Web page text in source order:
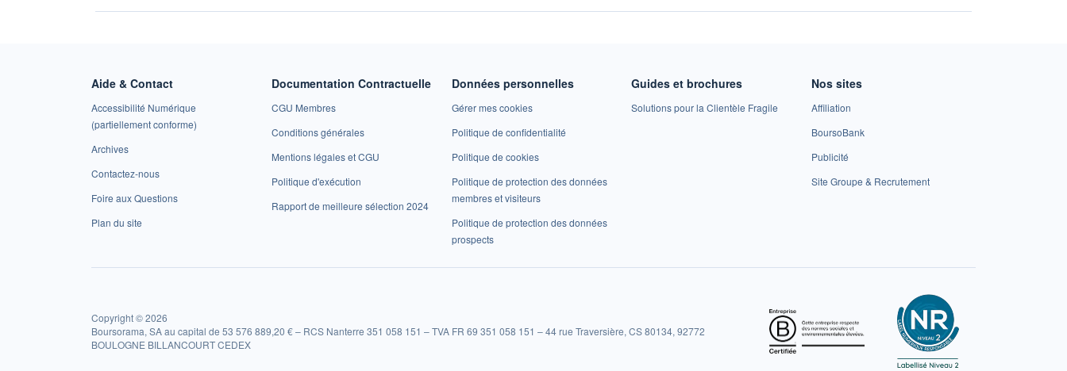
Aide & Contact
Accessibilité Numérique
(partiellement conforme)
Archives
Contactez-nous
Foire aux Questions
Plan du site
Documentation Contractuelle
CGU Membres
Conditions générales
Mentions légales et CGU
Politique d'exécution
Rapport de meilleure sélection 2024
Données personnelles
Gérer mes cookies
Politique de confidentialité
Politique de cookies
Politique de protection des données
membres et visiteurs
Politique de protection des données
prospects
Guides et brochures
Solutions pour la Clientèle Fragile
Nos sites
Affiliation
BoursoBank
Publicité
Site Groupe & Recrutement
Copyright © 2026
Boursorama, SA au capital de 53 576 889,20 € – RCS Nanterre 351 058 151 – TVA FR 69 351 058 151 – 44 rue Traversière, CS 80134, 92772
BOULOGNE BILLANCOURT CEDEX